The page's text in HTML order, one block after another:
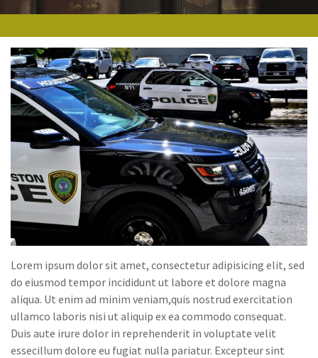
Lorem ipsum dolor sit amet, consectetur adipisicing elit, sed
do eiusmod tempor incididunt ut labore et dolore magna
aliqua. Ut enim ad minim veniam,quis nostrud exercitation
ullamco laboris nisi ut aliquip ex ea commodo consequat.
Duis aute irure dolor in reprehenderit in voluptate velit
essecillum dolore eu fugiat nulla pariatur. Excepteur sint